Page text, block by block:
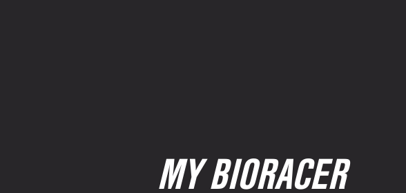
MY BIORACER